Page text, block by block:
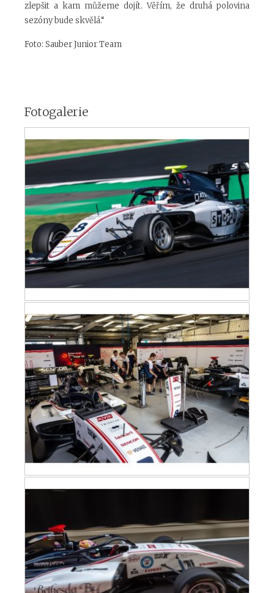
zlepšit a kam můžeme dojít. Věřím, že druhá polovina
sezóny bude skvělá.“
Foto: Sauber Junior Team
Fotogalerie